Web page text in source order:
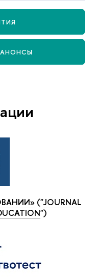
("JOURNAL
")